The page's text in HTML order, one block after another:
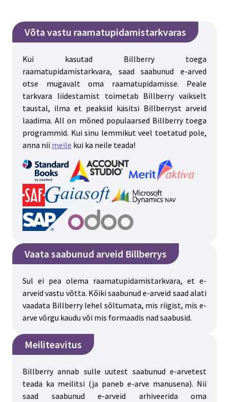
Võta vastu raamatupidamistarkvaras
Kui kasutad Billberry toega
raamatupidamistarkvara, saad saabunud e-arved
otse mugavalt oma raamatupidamisse. Peale
tarkvara liidestamist toimetab Billberry vaikselt
taustal, ilma et peaksid käsitsi Billberryst arveid
laadima. All on mõned populaarsed Billberry toega
programmid. Kui sinu lemmikut veel toetatud pole,
anna nii meile kui ka neile teada!
Vaata saabunud arveid Billberrys
Sul ei pea olema raamatupidamistarkvara, et e-
arveid vastu võtta. Kõiki saabunud e-arveid saad alati
vaadata Billberry lehel sõltumata, mis riigist, mis e-
arve võrgu kaudu või mis formaadis nad saabusid.
Meiliteavitus
Billberry annab sulle uutest saabunud e-arvetest
teada ka meilitsi (ja paneb e-arve manusena). Nii
saad saabunud e-arveid arhiveerida oma